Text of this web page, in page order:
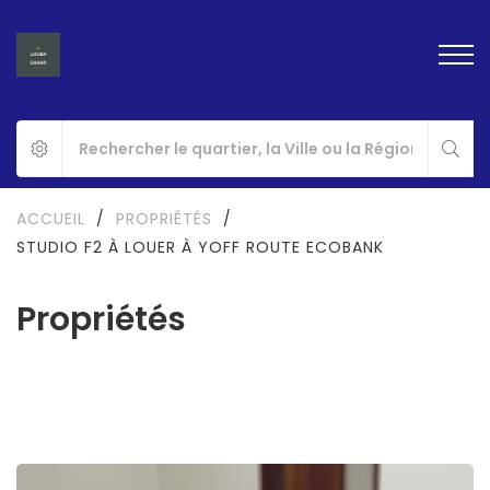
Propriétés
ACCUEIL / PROPRIÉTÉS
/
STUDIO F2 À LOUER À YOFF ROUTE ECOBANK